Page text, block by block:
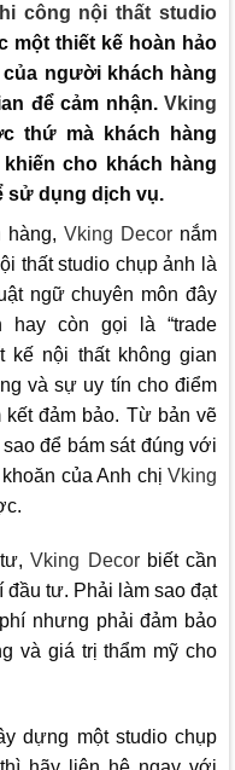
công nội thất studio
một thiết kế hoàn hảo
người khách hàng
để cảm nhận. Vking
thứ mà khách hàng
cho khách hàng
sử dụng dịch vụ.
Vking Decornắm
thất studio chụp ảnh là
ngữ chuyên môn đây
còn gọi là “trade
kế nội thất không gian
và sự uy tín cho điểm
kết đảm bảo. Từ bản vẽ
để bám sát đúng với
của Anh chị Vking
tư,Vking Decorbiết cần
đầu tư. Phải làm sao đạt
nhưng phải đảm bảo
và giá trị thẩm mỹ cho
dựng một studio chụp